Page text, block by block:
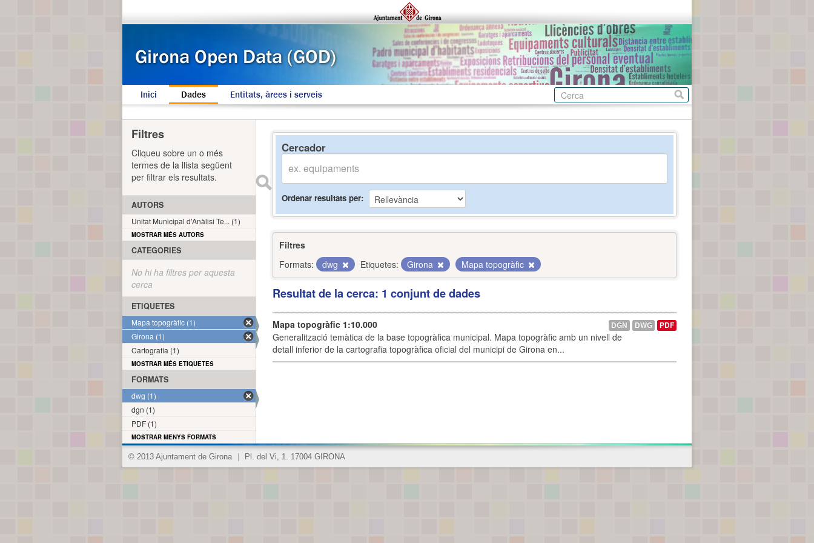
Inici Dades Entitats, àrees i serveis
Cercador
Ordenar resultats per
Filtres
Formats:
dwg Etiquetes: Girona Mapa topogràfic
Resultat de la cerca: 1 conjunt de dades
Mapa topogràfic 1:10.000
Generalització temàtica de la base topogràfica municipal. Mapa topogràfic amb un nivell de
detall inferior de la cartografia topogràfica oficial del municipi de Girona en...
DGN DWG PDF
Filtres
Cliqueu sobre un o més
termes de la llista següent
per filtrar els resultats.
AUTORS
Unitat Municipal d'Anàlisi Te... (1)
MOSTRAR MÉS AUTORS
CATEGORIES
No hi ha filtres per aquesta
cerca
ETIQUETES
Mapa topogràfic (1)
Girona (1)
Cartografia (1)
MOSTRAR MÉS ETIQUETES
FORMATS
dwg (1)
dgn (1)
PDF (1)
MOSTRAR MENYS FORMATS
© 2013 Ajuntament de Girona Pl. del Vi, 1. 17004 GIRONA